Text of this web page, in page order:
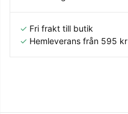
✓ Fri frakt till butik
✓ Hemleverans från 595 kr